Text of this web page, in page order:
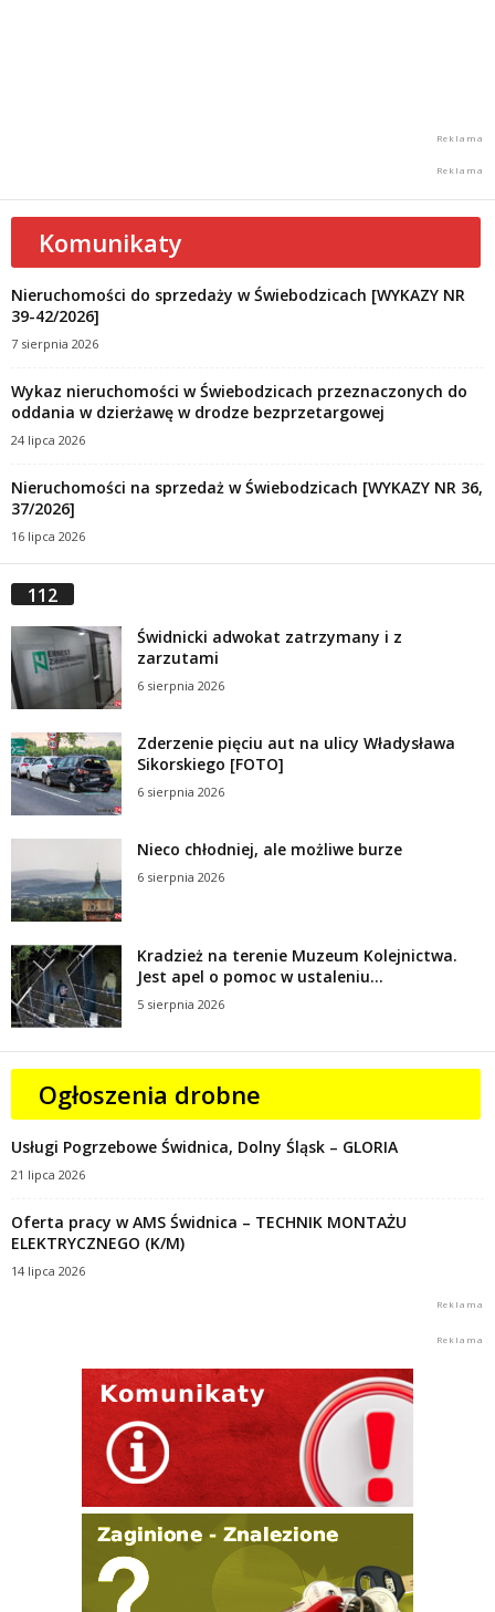
Komunikaty
Nieruchomości do sprzedaży w Świebodzicach [WYKAZY NR
39-42/2026]
7 sierpnia 2026
Wykaz nieruchomości w Świebodzicach przeznaczonych do
oddania w dzierżawę w drodze bezprzetargowej
24 lipca 2026
Nieruchomości na sprzedaż w Świebodzicach [WYKAZY NR 36,
37/2026]
16 lipca 2026
112
Świdnicki adwokat zatrzymany i z
zarzutami
6 sierpnia 2026
Zderzenie pięciu aut na ulicy Władysława
Sikorskiego [FOTO]
6 sierpnia 2026
Nieco chłodniej, ale możliwe burze
6 sierpnia 2026
Kradzież na terenie Muzeum Kolejnictwa.
Jest apel o pomoc w ustaleniu...
5 sierpnia 2026
Ogłoszenia drobne
Usługi Pogrzebowe Świdnica, Dolny Śląsk – GLORIA
21 lipca 2026
Oferta pracy w AMS Świdnica – TECHNIK MONTAŻU
ELEKTRYCZNEGO (K/M)
14 lipca 2026